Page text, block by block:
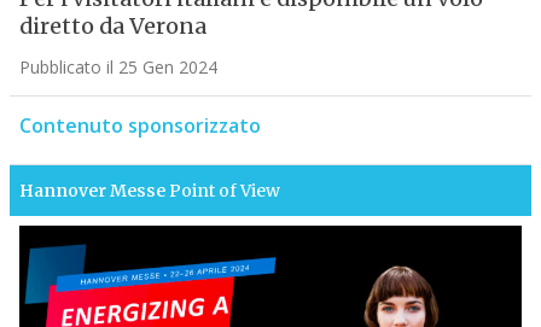
diretto da Verona
Pubblicato il 25 Gen 2024
Contenuto sponsorizzato
Hannover MessePoint of View